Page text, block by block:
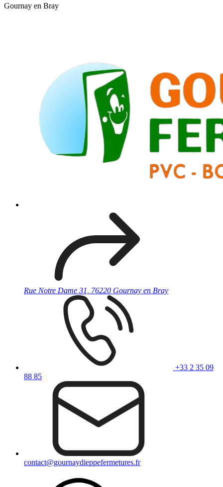
Gournay en Bray
Rue Notre Dame 31, 76220 Gournay en Bray
+33 2 35 09
88 85
contact@gournaydieppefermetures.fr